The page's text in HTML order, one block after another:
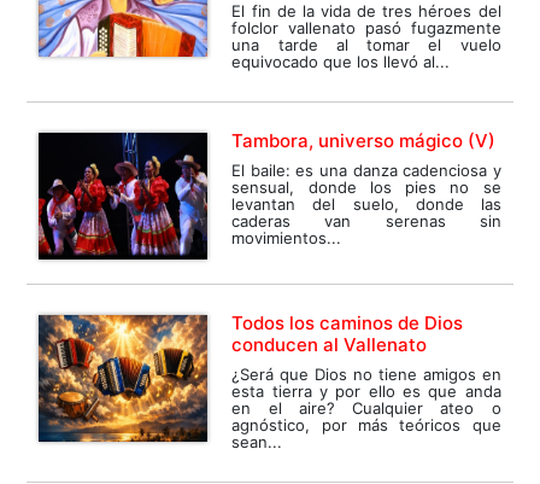
El fin de la vida de tres héroes del
folclor vallenato pasó fugazmente
una tarde al tomar el vuelo
equivocado que los llevó al...
Tambora, universo mágico (V)
El baile: es una danza cadenciosa y
sensual, donde los pies no se
levantan del suelo, donde las
caderas van serenas sin
movimientos...
Todos los caminos de Dios
conducen al Vallenato
¿Será que Dios no tiene amigos en
esta tierra y por ello es que anda
en el aire? Cualquier ateo o
agnóstico, por más teóricos que
sean...